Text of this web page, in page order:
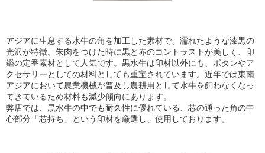
アジアに生息する水牛の角を加工した素材で、濡れたような漆黒の
光沢が特徴。朱肉をつけた時に黒と赤のコントラストが美しく、印
鑑の定番素材として人気です。黒水牛は印材以外にも、ボタンやア
クセサリーとしての材料としても重宝されています。近年では東南
アジアにおいて農業機械が普及し農耕用として水牛を飼わなくなっ
てきているため材料も減少傾向にあります。
弊店では、黒水牛の中でも耐久性に優れている、芯の通った角の中
心部分「芯持ち」という印材を厳選し、使用しております。